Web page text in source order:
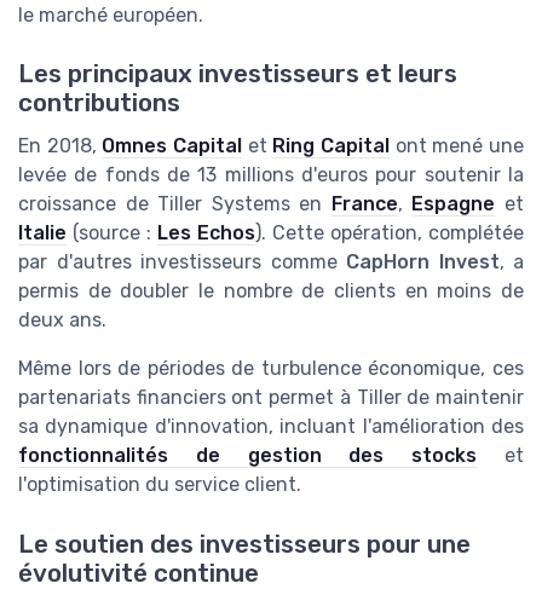
le marché européen.
Les principaux investisseurs et leurs
contributions
En 2018, Omnes Capital et Ring Capital ont mené une
levée de fonds de 13 millions d'euros pour soutenir la
croissance de Tiller Systems en
France, Espagne et
Italie (source : Les Echos). Cette opération, complétée
par d'autres investisseurs comme CapHorn Invest, a
permis de doubler le nombre de clients en moins de
deux ans.
Même lors de périodes de turbulence économique, ces
partenariats financiers ont permet à Tiller de maintenir
sa dynamique d'innovation, incluant l'amélioration des
fonctionnalités de gestion des stocks et
l'optimisation du service client.
Le soutien des investisseurs pour une
évolutivité continue